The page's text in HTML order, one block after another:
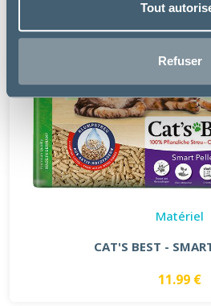
Tout
Refuser
Matériel
CAT'S BEST -
11.99 €